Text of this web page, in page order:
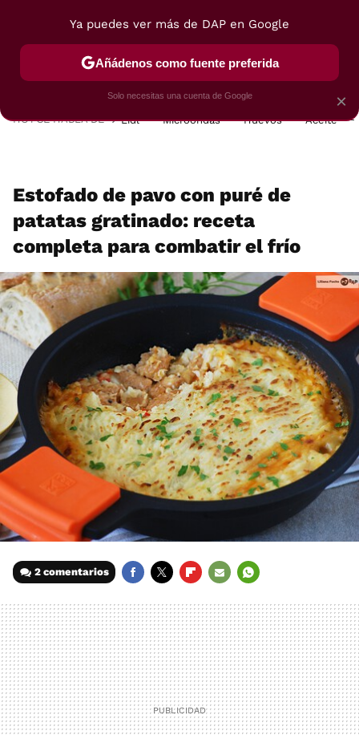
POSTRES VIAJES SELECCIÓN VEGUI
HOY SE HABLA DE Lidl Microondas Huevos Aceite
Estofado de pavo con puré de
patatas gratinado: receta
completa para combatir el frío
2 comentarios
MAIL
×
Ya puedes ver más de DAP en Google
Añádenos como fuente preferida
Solo necesitas una cuenta de Google